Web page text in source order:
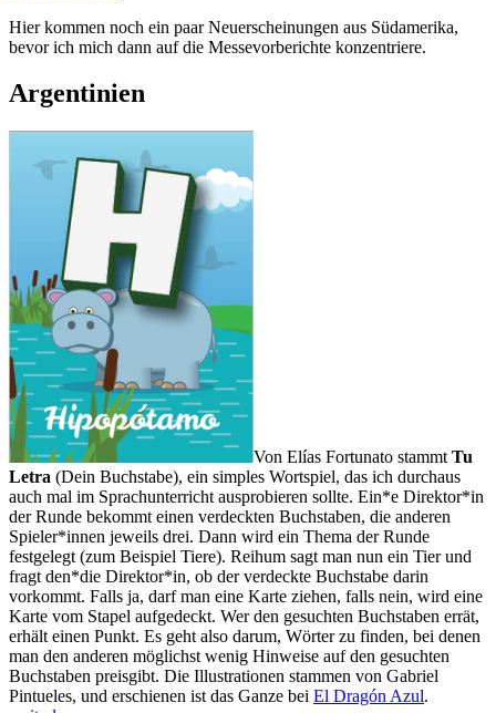
Hier kommen noch ein paar Neuerscheinungen aus Südamerika,
bevor ich mich dann auf die Messevorberichte konzentriere.
Argentinien
Von Elías Fortunato stammt Tu
Letra (Dein Buchstabe), ein simples Wortspiel, das ich durchaus
auch mal im Sprachunterricht ausprobieren sollte. Ein*e Direktor*in
der Runde bekommt einen verdeckten Buchstaben, die anderen
Spieler*innen jeweils drei. Dann wird ein Thema der Runde
festgelegt (zum Beispiel Tiere). Reihum sagt man nun ein Tier und
fragt den*die Direktor*in, ob der verdeckte Buchstabe darin
vorkommt. Falls ja, darf man eine Karte ziehen, falls nein, wird eine
Karte vom Stapel aufgedeckt. Wer den gesuchten Buchstaben errät,
erhält einen Punkt. Es geht also darum, Wörter zu finden, bei denen
man den anderen möglichst wenig Hinweise auf den gesuchten
Buchstaben preisgibt. Die Illustrationen stammen von Gabriel
Pintueles, und erschienen ist das Ganze bei El Dragón Azul.